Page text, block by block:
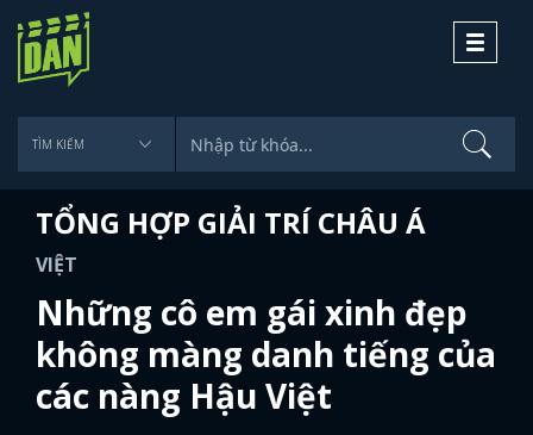
Toggle
TỔNG HỢP GIẢI TRÍ CHÂU Á
VIỆT
Những cô em gái xinh đẹp
không màng danh tiếng của
các nàng Hậu Việt